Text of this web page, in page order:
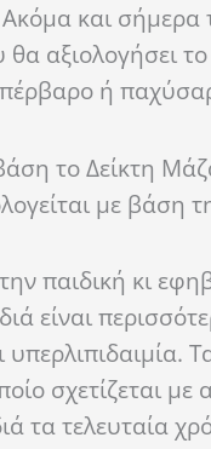
και σήμερα
θα αξιολογήσει
ή
το Δείκτη
με βάση
παιδική κι
είναι
σχετίζεται με
τα τελευταία